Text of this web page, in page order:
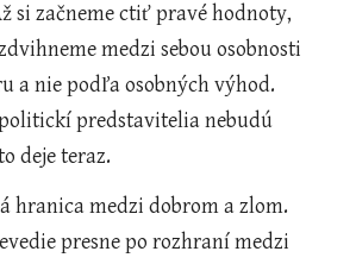
si začneme ctiť pravé hodnoty,
medzi sebou osobnosti
a nie podľa osobných výhod.
predstavitelia nebudú
deje teraz.
presne po rozhraní medzi